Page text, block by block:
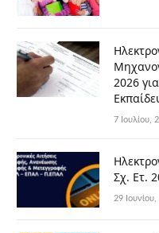
2026
7 Ιουλίου,
Σχ. Ετ.
29